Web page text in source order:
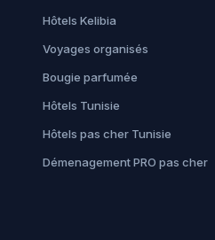
Hôtels Kelibia
Voyages organisés
Bougie parfumée
Hôtels Tunisie
Hôtels pas cher Tunisie
Démenagement PRO pas cher